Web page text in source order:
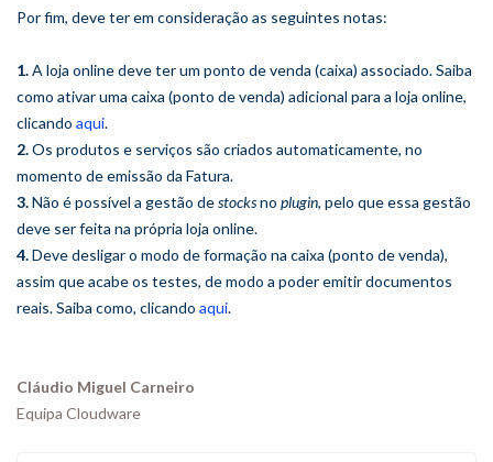
Por fim, deve ter em consideração as seguintes notas:
1.A loja online deve ter um ponto de venda (caixa) associado. Saiba
como ativar uma caixa (ponto de venda) adicional para a loja online,
clicando aqui.
2.Os produtos e serviços são criados automaticamente, no
momento de emissão da Fatura.
3.Não é possível a gestão destocksno plugin, pelo que essa gestão
deve ser feita na própria loja online.
4.Deve desligar o modo de formação na caixa (ponto de venda),
assim que acabe os testes, de modo a poder emitir documentos
reais. Saiba como, clicando aqui.
Cláudio Miguel Carneiro
Equipa Cloudware